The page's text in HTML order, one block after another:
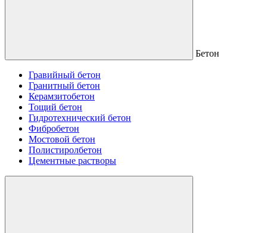
Бетон
Гравийный бетон
Гранитный бетон
Керамзитобетон
Тощий бетон
Гидротехнический бетон
Фибробетон
Мостовой бетон
Полистиролбетон
Цементные растворы